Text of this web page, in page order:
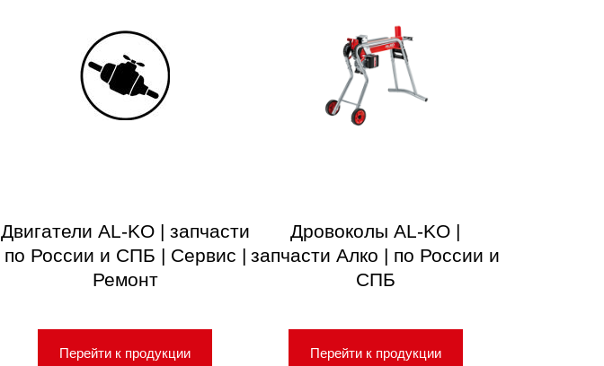
Двигатели AL-KO | запчасти
по России и СПБ | Сервис |
Ремонт
Перейти к продукции
Дровоколы AL-KO |
запчасти Алко | по России и
СПБ
Перейти к продукции